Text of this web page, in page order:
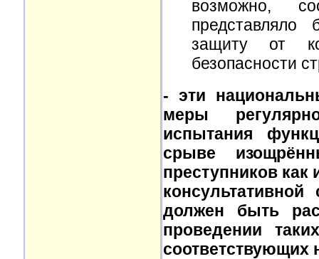
возможно,
представляло
защиту от
безопасности
- эти
меры
испытания
срыве
преступников как
должен быть
проведении